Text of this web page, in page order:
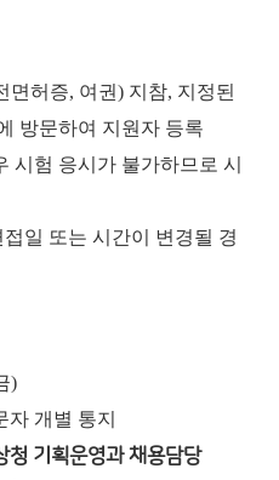
면허증, 여권) 지참, 지정된
방문하여 지원자 등록
시험 응시가 불가하므로 시
일 또는 시간이 변경될 경
)
개별 통지
청 기획운영과 채용담당